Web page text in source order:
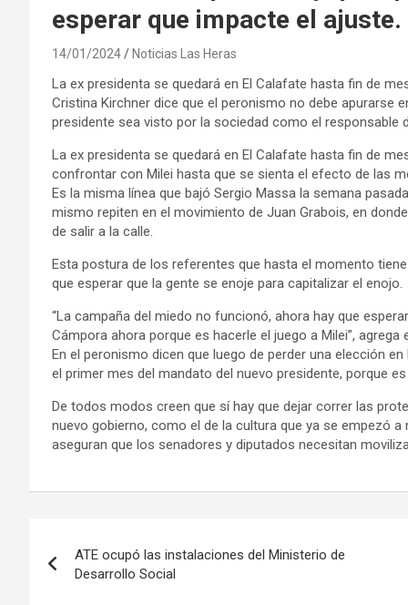
esperar que impacte el ajuste.
14/01/2024 Noticias Las Heras
La ex presidenta se quedará en El Calafate hasta fin de
Cristina Kirchner dice que el peronismo no debe apurarse
presidente sea visto por la sociedad como el responsable
La ex presidenta se quedará en El Calafate hasta fin de
confrontar con Milei hasta que se sienta el efecto de las
Es la misma línea que bajó Sergio Massa la semana
mismo repiten en el movimiento de Juan Grabois, en
de salir a la calle.
Esta postura de los referentes que hasta el momento
que esperar que la gente se enoje para capitalizar el enojo.
“La campaña del miedo no funcionó, ahora hay que
Cámpora ahora porque es hacerle el juego a Milei”, agrega
En el peronismo dicen que luego de perder una elección
el primer mes del mandato del nuevo presidente, porque
De todos modos creen que sí hay que dejar correr las
nuevo gobierno, como el de la cultura que ya se empezó
aseguran que los senadores y diputados necesitan
de
ATE ocupó las instalaciones del Ministerio de
Desarrollo Social